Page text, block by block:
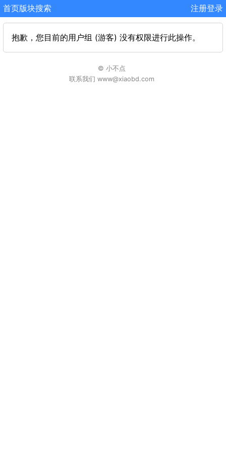
首页版块搜索 注册登录
抱歉，您目前的用户组 (游客) 没有权限进行此操作。
© 小不点
联系我们 www@xiaobd.com